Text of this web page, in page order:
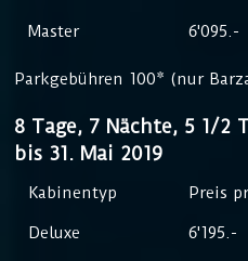
Master 6'095.-
Parkgebühren 100* (nur
8 Tage, 7 Nächte, 5 1/2
bis 31. Mai 2019
Kabinentyp Preis
Deluxe 6'195.-